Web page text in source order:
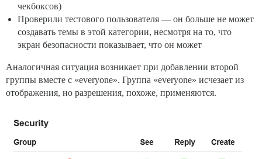
чекбоксов)
Проверили тестового пользователя — он больше не может
создавать темы в этой категории, несмотря на то, что
экран безопасности показывает, что он может
Аналогичная ситуация возникает при добавлении второй
группы вместе с «everyone». Группа «everyone» исчезает из
отображения, но разрешения, похоже, применяются.